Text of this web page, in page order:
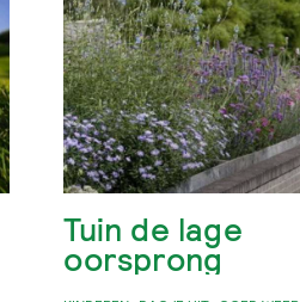
Tuin de lage
oorsprong